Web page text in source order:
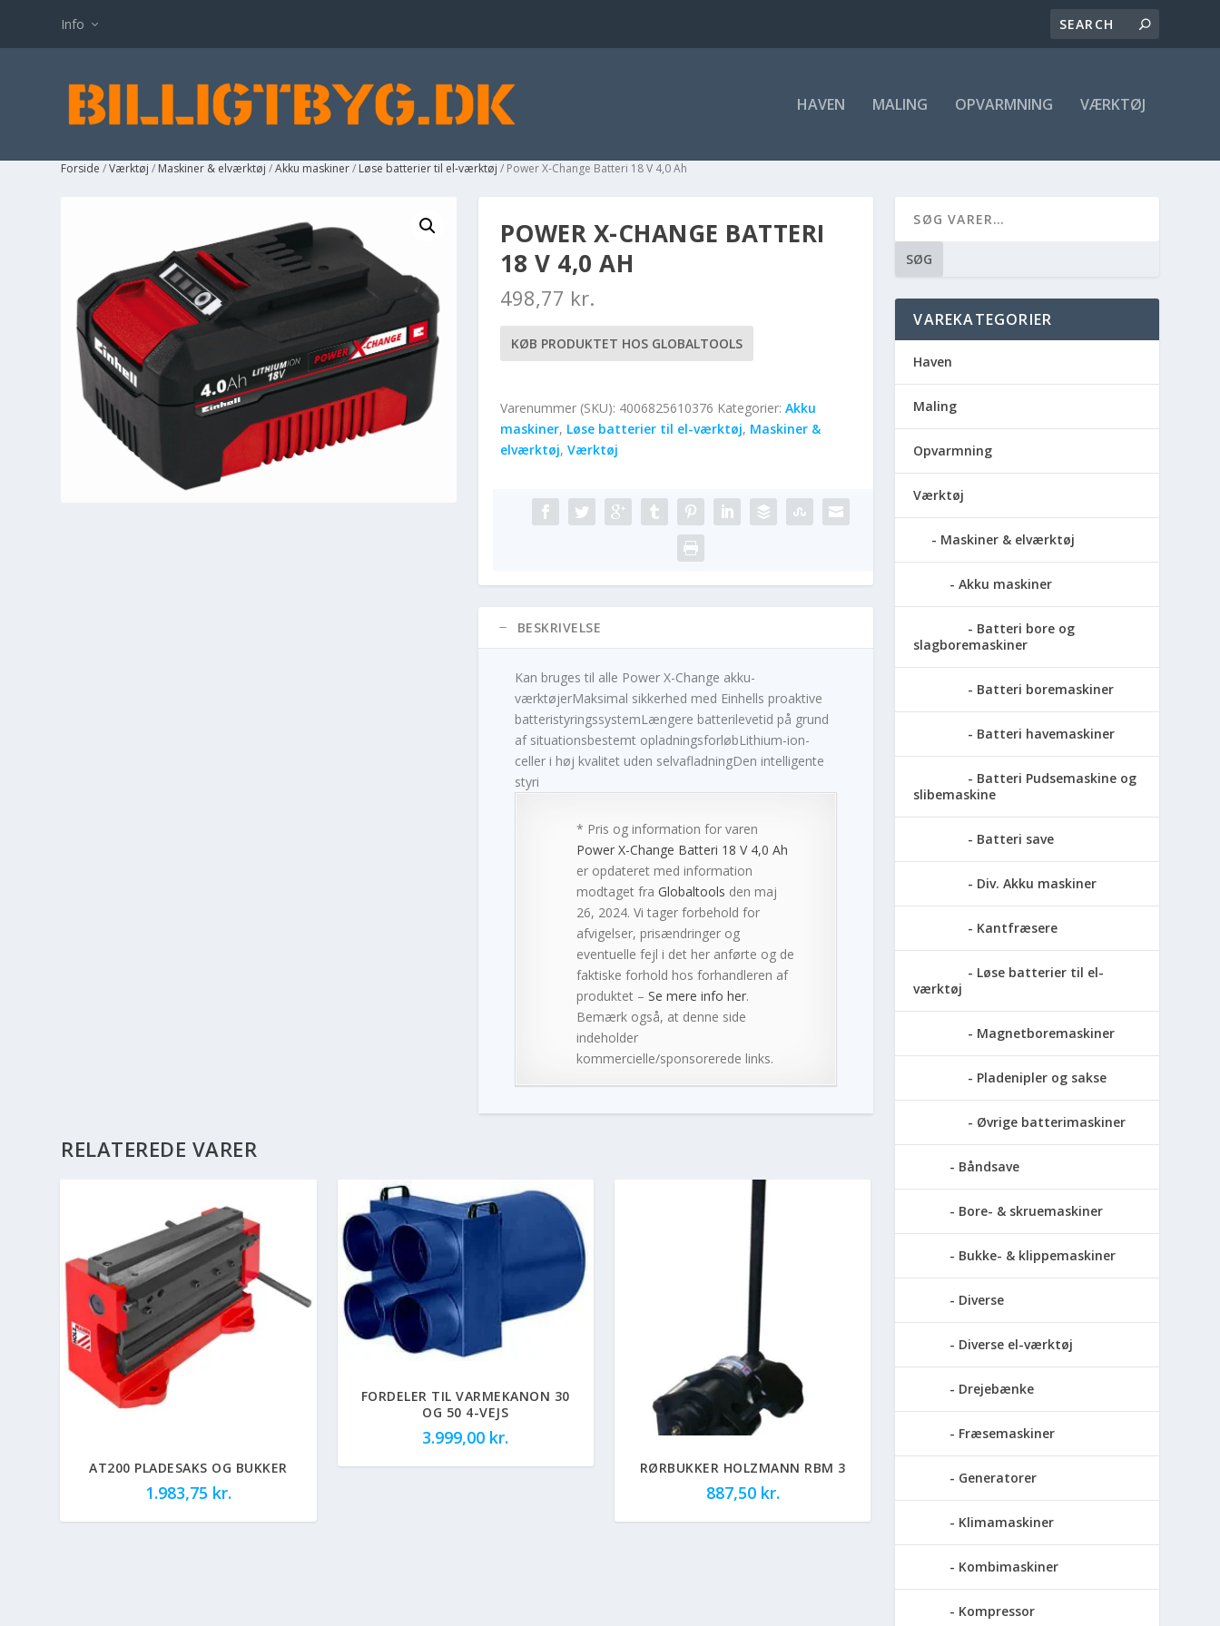
Info
HAVEN MALING OPVARMNING VÆRKTØJ
Forside /Værktøj / Maskiner & elværktøj /Akku maskiner/ Løse batterier til el-værktøj / Power X-Change Batteri 18 V 4,0 Ah
POWER X-CHANGE BATTERI
18 V 4,0 AH
498,77 kr.
KØB PRODUKTET HOS GLOBALTOOLS
Varenummer (SKU): 4006825610376 Kategorier: Akku
maskiner, Løse batterier til el-værktøj, Maskiner &
elværktøj, Værktøj
BESKRIVELSE
Kan bruges til alle Power X-Change akku-
værktøjerMaksimal sikkerhed med Einhells proaktive
batteristyringssystemLængere batterilevetid på grund
af situationsbestemt opladningsforløbLithium-ion-
celler i høj kvalitet uden selvafladningDen intelligente
styri
* Pris og information for varen
Power X-Change Batteri 18 V 4,0 Ah
er opdateret med information
modtaget fra Globaltools den maj
26, 2024. Vi tager forbehold for
afvigelser, prisændringer og
eventuelle fejl i det her anførte og de
faktiske forhold hos forhandleren af
produktet – Se mere info her.
Bemærk også, at denne side
indeholder
kommercielle/sponsorerede links.
RELATEREDE VARER
AT200 PLADESAKS OG BUKKER
1.983,75 kr.
FORDELER TIL VARMEKANON 30
OG 50 4-VEJS
3.999,00 kr.
RØRBUKKER HOLZMANN RBM 3
887,50 kr.
SØG
VAREKATEGORIER
Haven
Maling
Opvarmning
Værktøj
Maskiner & elværktøj
Akku maskiner
Batteri bore og
slagboremaskiner
Batteri boremaskiner
Batteri havemaskiner
Batteri Pudsemaskine og
slibemaskine
Batteri save
Div. Akku maskiner
Kantfræsere
Løse batterier til el-
værktøj
Magnetboremaskiner
Pladenipler og sakse
Øvrige batterimaskiner
Båndsave
Bore- & skruemaskiner
Bukke- & klippemaskiner
Diverse
Diverse el-værktøj
Drejebænke
Fræsemaskiner
Generatorer
Klimamaskiner
Kombimaskiner
Kompressor